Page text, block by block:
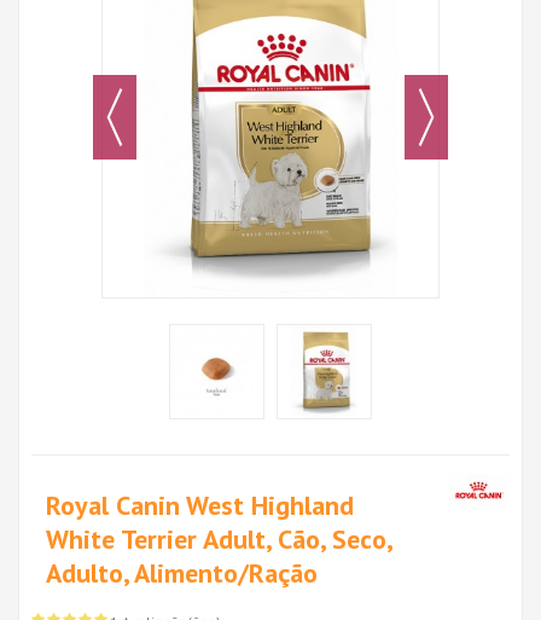
Royal Canin West Highland
White Terrier Adult, Cão, Seco,
Adulto, Alimento/Ração